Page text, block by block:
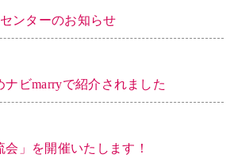
ンターのお知らせ
ビmarryで紹介されました
会」を開催いたします！